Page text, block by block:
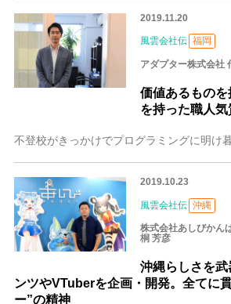
2019.11.20
風雲会社伝 福岡
アダプター株式会社
価値あるもの
を持った職人
2019.10.23
風雲会社伝 沖縄
株式会社あしびかん
桐 芳彦
沖縄らしさを
ンツやVTuberを企画・開発。全てに
ー”の精神